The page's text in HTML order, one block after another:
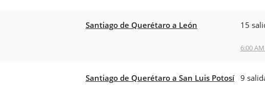
Santiago de Querétaro a León 15
6:00
Santiago de Querétaro a San Luis Potosí 9